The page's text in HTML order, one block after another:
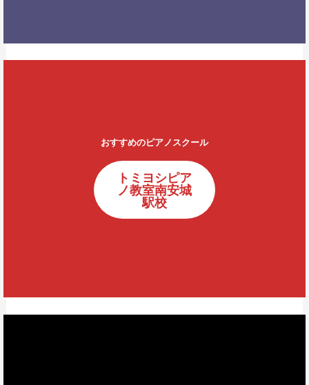
おすすめのピアノスクール
トミヨシピア
ノ教室南安城
駅校